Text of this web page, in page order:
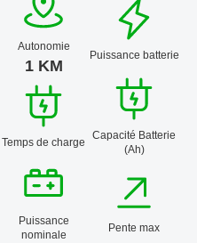
Autonomie
1 KM
Puissance batterie
Temps de charge
Capacité Batterie
(Ah)
Puissance
nominale
Pente max